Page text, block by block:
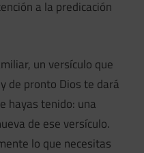
a la predicación
un versículo que
de pronto Dios te dará
hayas tenido: una
de ese versículo.
lo que necesitas